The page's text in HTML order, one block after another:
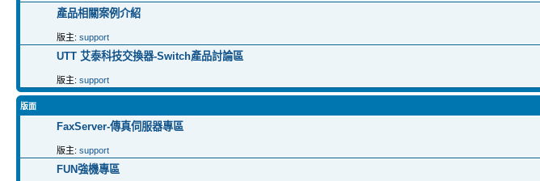
產品相關案例介紹
版主: support
UTT 艾泰科技交換器-Switch產品討論區
版主: support
版面
FaxServer-傳真伺服器專區
版主: support
FUN強機專區